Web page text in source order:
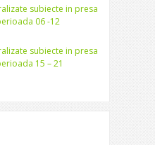
subiecte in presa
06 -12
subiecte in presa
15 – 21